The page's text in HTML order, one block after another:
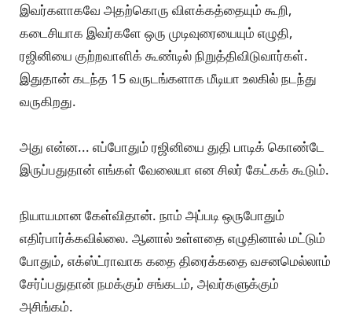
இவர்களாகவே அதற்கொரு விளக்கத்தையும் கூறி,
கடைசியாக இவர்களே ஒரு முடிவுரையையும் எழுதி,
ரஜினியை குற்றவாளிக் கூண்டில் நிறுத்திவிடுவார்கள்.
இதுதான் கடந்த 15 வருடங்களாக மீடியா உலகில் நடந்து
வருகிறது.
அது என்ன... எப்போதும் ரஜினியை துதி பாடிக் கொண்டே
இருப்பதுதான் எங்கள் வேலையா என சிலர் கேட்கக் கூடும்.
நியாயமான கேள்விதான். நாம் அப்படி ஒருபோதும்
எதிர்பார்க்கவில்லை. ஆனால் உள்ளதை எழுதினால் மட்டும்
போதும், எக்ஸ்ட்ராவாக கதை திரைக்கதை வசனமெல்லாம்
சேர்ப்பதுதான் நமக்கும் சங்கடம், அவர்களுக்கும்
அசிங்கம்.